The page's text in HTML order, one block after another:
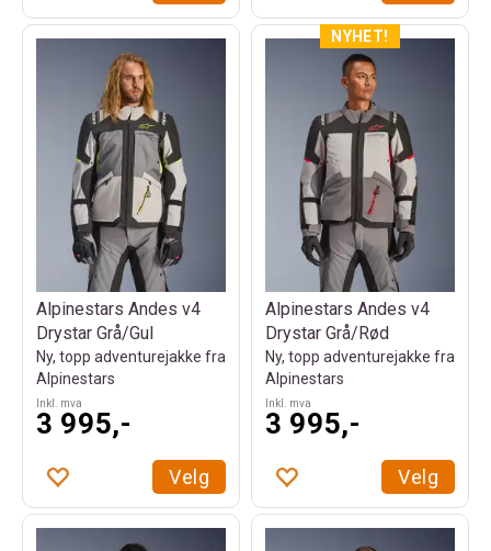
Alpinestars Andes v4
Drystar Grå/Gul
Ny, topp adventurejakke fra
Alpinestars
Inkl. mva
3 995,-
Velg
Alpinestars Andes v4
Drystar Grå/Rød
Ny, topp adventurejakke fra
Alpinestars
Inkl. mva
3 995,-
Velg